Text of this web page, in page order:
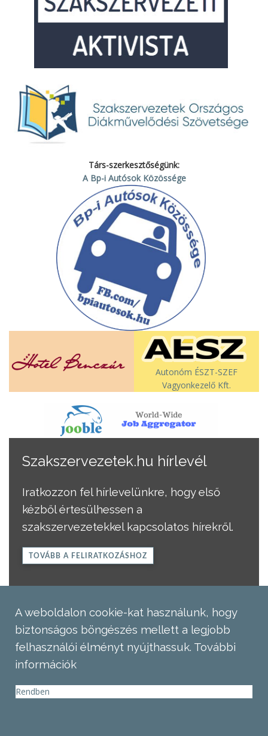
Társ-szerkesztőségünk:
A Bp-i Autósok Közössége
Autonóm ÉSZT-SZEF
Vagyonkezelő Kft.
Szakszervezetek.hu hírlevél
Iratkozzon fel hírlevelünkre, hogy első
kézből értesülhessen a
szakszervezetekkel kapcsolatos hírekről.
TOVÁBB A FELIRATKOZÁSHOZ
A weboldalon cookie-kat használunk, hogy
biztonságos böngészés mellett a legjobb
felhasználói élményt nyújthassuk. További
információk
Rendben